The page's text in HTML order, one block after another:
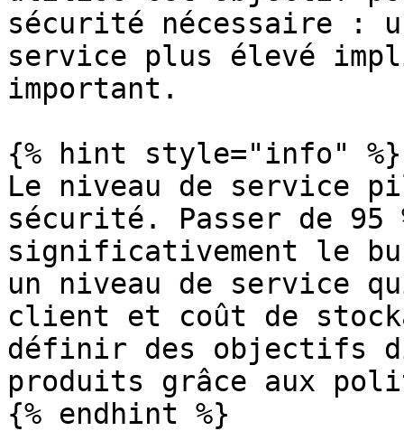
sécurité nécessaire :
service plus élevé
important.
{% hint style="info" %}
Le niveau de service
sécurité. Passer de 95
significativement le
un niveau de service
client et coût de
définir des objectifs
produits grâce aux
{% endhint %}